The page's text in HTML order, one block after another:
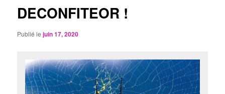
DECONFITEOR !
Publié lejuin 17, 2020